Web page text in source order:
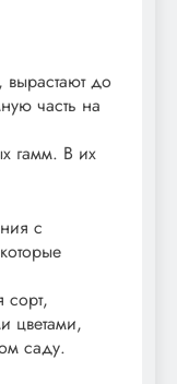
вырастают до
часть на
гамм. В их
с
цветами,
саду.